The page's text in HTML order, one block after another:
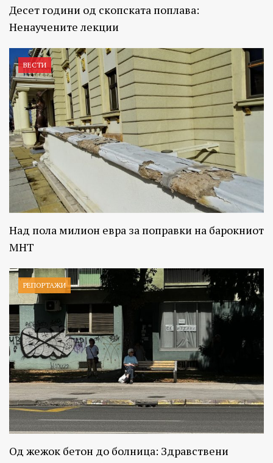
Десет години од скопската поплава:
Ненаучените лекции
ВЕСТИ
Над пола милион евра за поправки на барокниот
МНТ
РЕПОРТАЖИ
Од жежок бетон до болница: Здравствени